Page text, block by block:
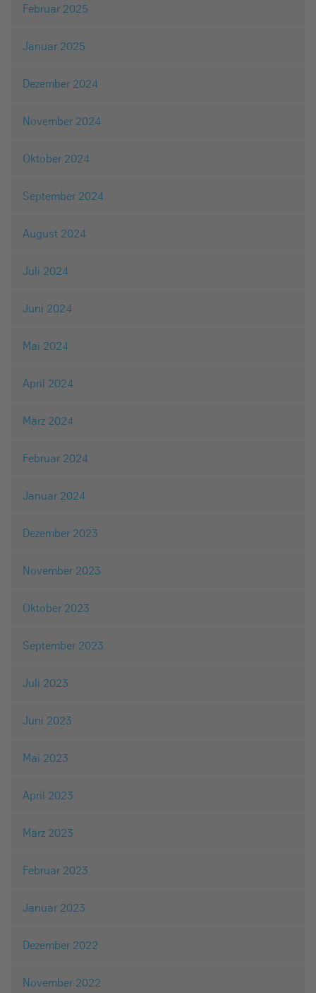
Februar 2025
Januar 2025
Dezember 2024
November 2024
Oktober 2024
September 2024
August 2024
Juli 2024
Juni 2024
Mai 2024
April 2024
März 2024
Februar 2024
Januar 2024
Dezember 2023
November 2023
Oktober 2023
September 2023
Juli 2023
Juni 2023
Mai 2023
April 2023
März 2023
Februar 2023
Januar 2023
Dezember 2022
November 2022